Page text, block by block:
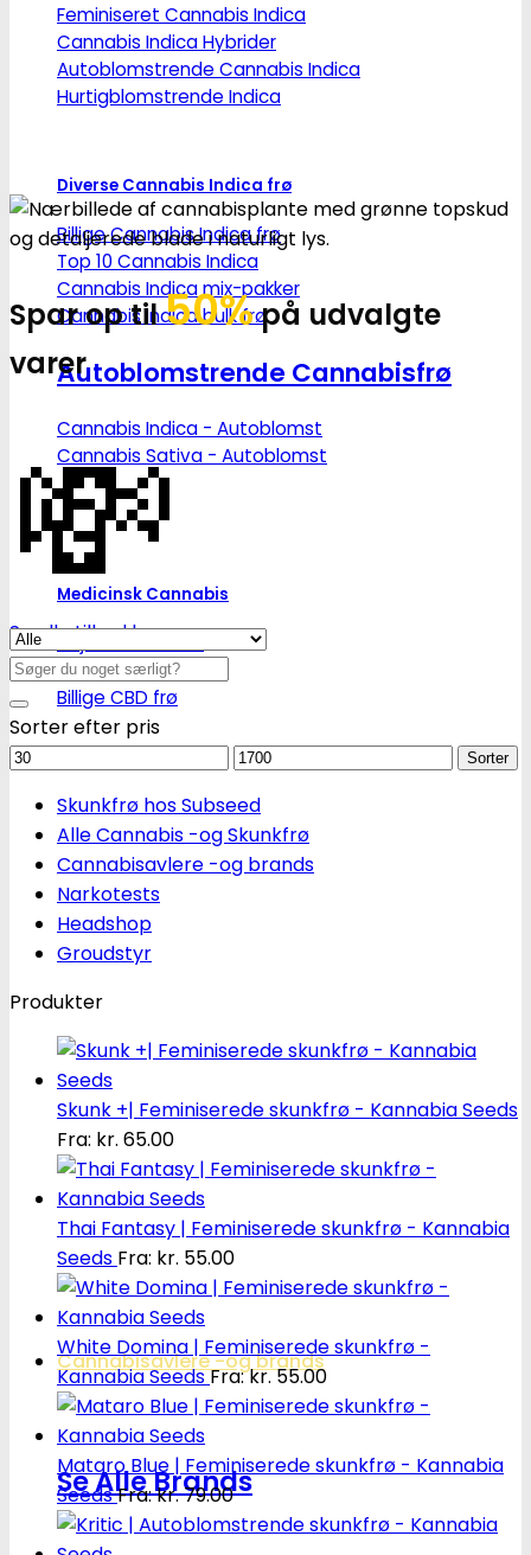
Feminiseret Cannabis Indica
Cannabis Indica Hybrider
Autoblomstrende Cannabis Indica
Hurtigblomstrende Indica
Diverse Cannabis Indica frø
Billige Cannabis Indica frø
Top 10 Cannabis Indica
Cannabis Indica mix-pakker
Cannabis Indica bulk frø
Autoblomstrende Cannabisfrø
Cannabis Indica - Autoblomst
Cannabis Sativa - Autoblomst
Medicinsk Cannabis
Højt THC indhold
Billige CBD frø
Cannabisavlere -og brands
Se Alle Brands
Spar op til50%på udvalgte
varer
💸
Se alle tilbud her
Søg
efter:
Sorter efter pris
Mindstepris
Maks.
Sorter
Skunkfrø hos Subseed
Alle Cannabis -og Skunkfrø
Cannabisavlere -og brands
Narkotests
Headshop
Groudstyr
Produkter
Skunk +| Feminiserede skunkfrø - Kannabia Seeds
Fra: kr. 65.00
Thai Fantasy | Feminiserede skunkfrø - Kannabia
Seeds Fra: kr. 55.00
White Domina | Feminiserede skunkfrø -
Kannabia SeedsFra:kr.55.00
Mataro Blue | Feminiserede skunkfrø - Kannabia
SeedsFra:kr.79.00